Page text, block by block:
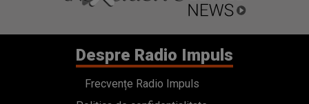
Despre Radio Impuls
Frecvențe Radio Impuls